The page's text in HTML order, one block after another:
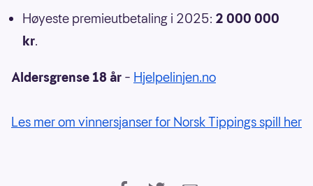
Høyeste premieutbetaling i 2025: 2 000 000
kr.
Aldersgrense 18 år – Hjelpelinjen.no
Les mer om vinnersjanser for Norsk Tippings spill her